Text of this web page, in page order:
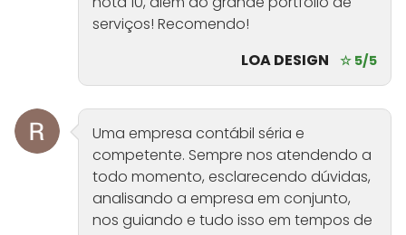
serviços! Recomendo!
LOA DESIGN
☆ 5/5
Uma empresa contábil séria e
competente. Sempre nos atendendo a
todo momento, esclarecendo dúvidas,
analisando a empresa em conjunto,
nos guiando e tudo isso em tempos de